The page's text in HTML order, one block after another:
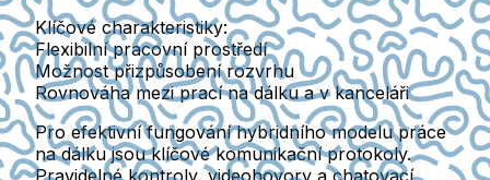
Klíčové charakteristiky:
Flexibilní pracovní prostředí
Možnost přizpůsobení rozvrhu
Rovnováha mezi prací na dálku a v kanceláři
Pro efektivní fungování hybridního modelu práce
na dálku jsou klíčové komunikační protokoly.
Pravidelné kontroly, videohovory a chatovací